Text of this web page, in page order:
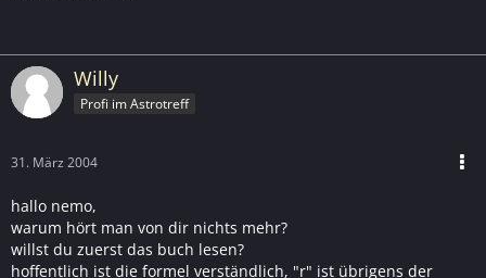
Willy
Profi im Astrotreff
31. März 2004
hallo nemo,
warum hört man von dir nichts mehr?
willst du zuerst das buch lesen?
hoffentlich ist die formel verständlich, "r" ist übrigens der